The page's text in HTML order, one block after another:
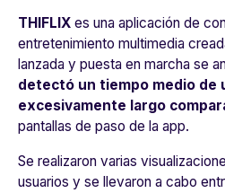
THIFLIX es una aplicación de
entretenimiento multimedia
lanzada y puesta en marcha se
detectó un tiempo medio de
excesivamente largo
pantallas de paso de la app.
Se realizaron varias
usuarios y se llevaron a cabo